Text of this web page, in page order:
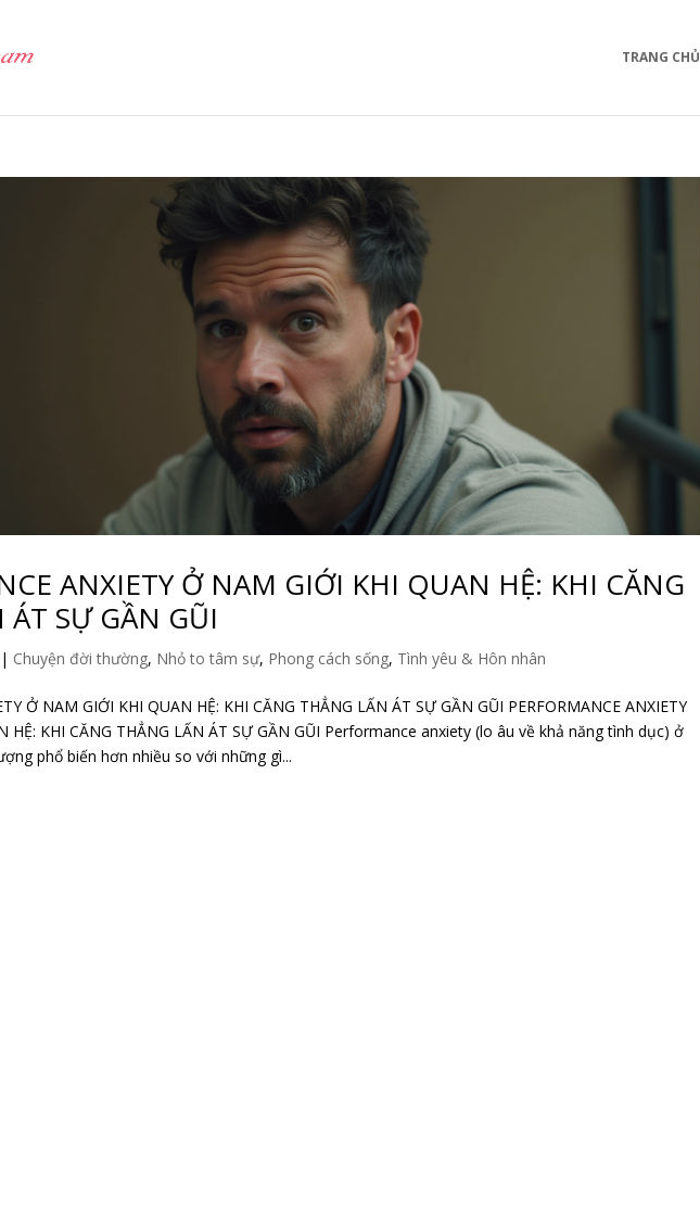
TRANG CHỦ
ANXIETY Ở NAM GIỚI KHI QUAN HỆ: KHI CĂNG
SỰ GẦN GŨI
| Chuyện đời thường, Nhỏ to tâm sự, Phong cách sống, Tình yêu & Hôn nhân
Ở NAM GIỚI KHI QUAN HỆ: KHI CĂNG THẲNG LẤN ÁT SỰ GẦN GŨI PERFORMANCE ANXIETY
HỆ: KHI CĂNG THẲNG LẤN ÁT SỰ GẦN GŨI Performance anxiety (lo âu về khả năng tình dục) ở
phổ biến hơn nhiều so với những gì...